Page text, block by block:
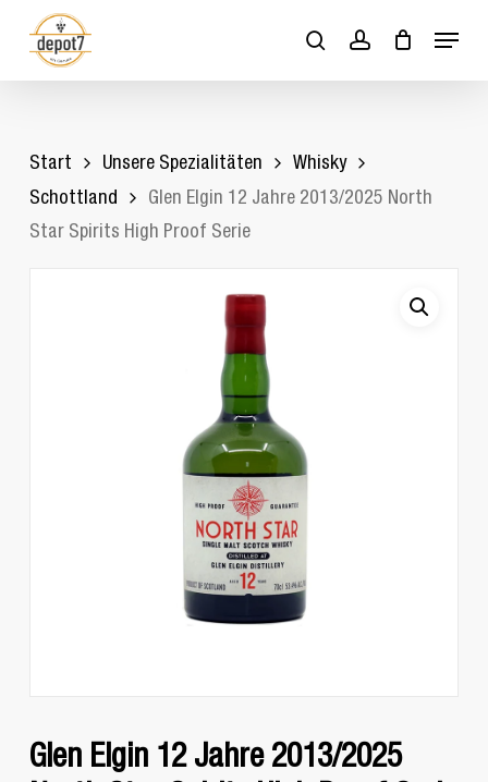
main
searchaccount
Menu
Close
Start Unsere Spezialitäten
Whisky
Schottland
Glen Elgin 12 Jahre 2013/2025 North
Star Spirits High Proof Serie
Glen Elgin 12 Jahre 2013/2025